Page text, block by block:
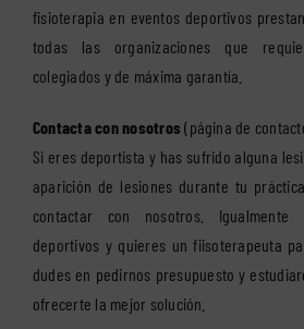
fisioterapia en eventos deportivos
todas las organizaciones que
colegiados y de máxima garantía.
Contacta con nosotros( página de
Si eres deportista y has sufrido alguna
aparición de lesiones durante tu
contactar con nosotros.
deportivos y quieres un fiisoterapeuta
dudes en pedirnos presupuesto y
ofrecerte la mejor solución.